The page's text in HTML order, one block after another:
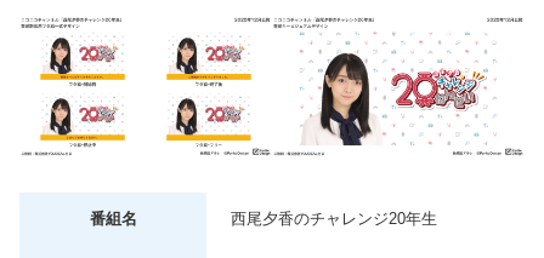
番組名 西尾夕香のチャレンジ20年生